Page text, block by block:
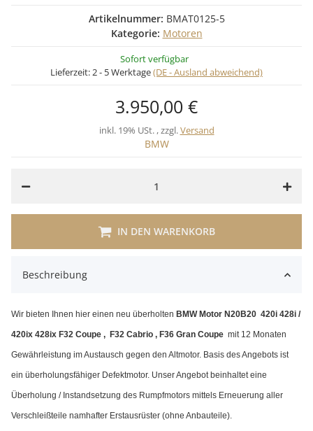
Artikelnummer: BMAT0125-5
Kategorie: Motoren
Sofort verfügbar
Lieferzeit:2 - 5 Werktage(DE - Ausland abweichend)
3.950,00 €
inkl. 19% USt. , zzgl.Versand
BMW
IN DEN WARENKORB
Beschreibung
Wir bieten Ihnen hier einen neu überholten BMW Motor N20B20 420i 428i /
420ix 428ix F32 Coupe , F32 Cabrio , F36 Gran Coupe mit 12 Monaten
Gewährleistung im Austausch gegen den Altmotor. Basis des Angebots ist
ein überholungsfähiger Defektmotor. Unser Angebot beinhaltet eine
Überholung / Instandsetzung des Rumpfmotors mittels Erneuerung aller
Verschleißteile namhafter Erstausrüster (ohne Anbauteile).